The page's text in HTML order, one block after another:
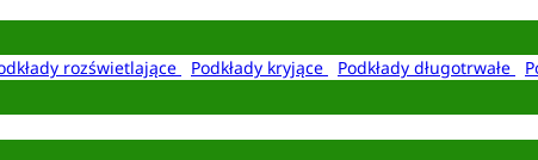
rozświetlające Podkłady kryjące Podkłady długotrwałe